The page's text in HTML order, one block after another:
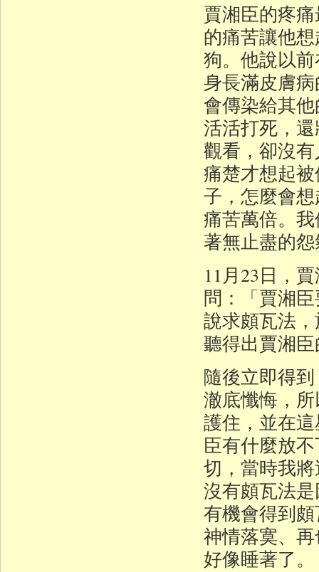
賈湘臣的疼
的痛苦讓他
狗。他說以
身長滿皮膚
會傳染給其
活活打死，
觀看，卻沒
痛楚才想起
子，怎麼會
痛苦萬倍。
著無止盡的
11月23日，
問：「賈湘
說求頗瓦法
聽得出賈湘
隨後立即得
澈底懺悔，
護住，並在
臣有什麼放
切，當時我
沒有頗瓦法
有機會得到
神情落寞、
好像睡著了。